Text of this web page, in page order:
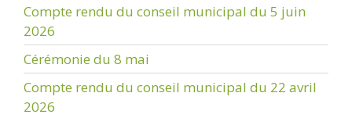
Compte rendu du conseil municipal du 5 juin
2026
Cérémonie du 8 mai
Compte rendu du conseil municipal du 22 avril
2026